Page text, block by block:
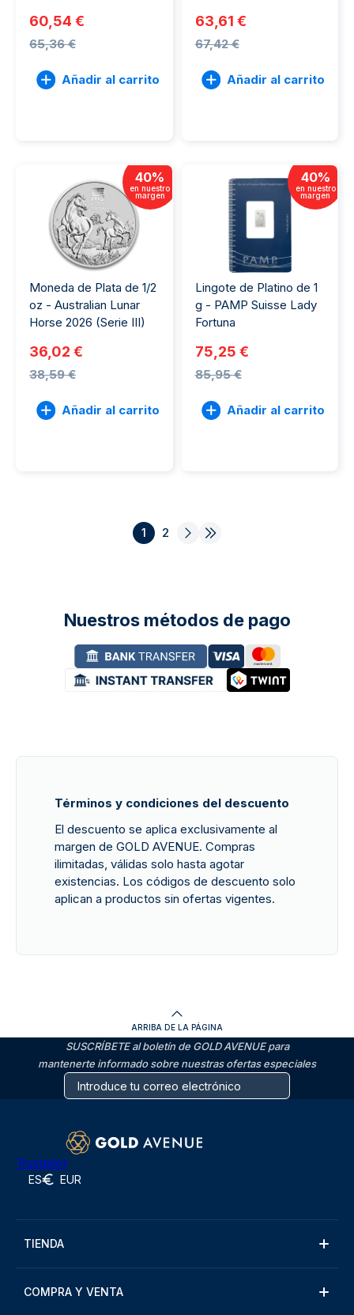
60,54 €
65,36 €
Añadir al carrito
63,61 €
67,42 €
Añadir al carrito
40%
en nuestro
margen
Moneda de Plata de 1/2
oz - Australian Lunar
Horse 2026 (Serie III)
36,02 €
38,59 €
Añadir al carrito
40%
en nuestro
margen
Lingote de Platino de 1
g - PAMP Suisse Lady
Fortuna
75,25 €
85,95 €
Añadir al carrito
1 2
Nuestros métodos de pago
Términos y condiciones del descuento
El descuento se aplica exclusivamente al
margen de GOLD AVENUE. Compras
ilimitadas, válidas solo hasta agotar
existencias. Los códigos de descuento solo
aplican a productos sin ofertas vigentes.
ARRIBA DE LA PÁGINA
SUSCRÍBETE al boletín de GOLD AVENUE para
mantenerte informado sobre nuestras ofertas especiales
Trustpilot
ES EUR
TIENDA
COMPRA Y VENTA